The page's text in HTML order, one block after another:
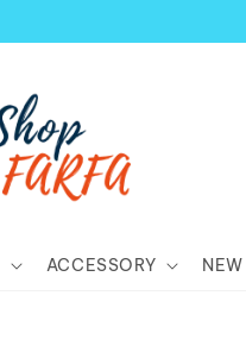
ACCESSORY